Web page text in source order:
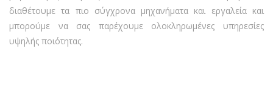
διαθέτουμε τα πιο σύγχρονα μηχανήματα και εργαλεία και
μπορούμε να σας παρέχουμε ολοκληρωμένες υπηρεσίες
υψηλής ποιότητας.